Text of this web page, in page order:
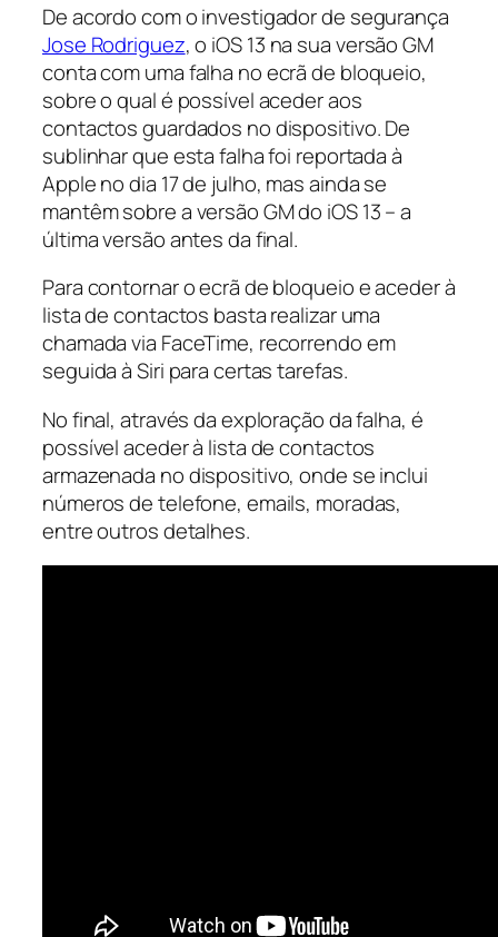
De acordo com o investigador de segurança
Jose Rodriguez, o iOS 13 na sua versão GM
conta com uma falha no ecrã de bloqueio,
sobre o qual é possível aceder aos
contactos guardados no dispositivo. De
sublinhar que esta falha foi reportada à
Apple no dia 17 de julho, mas ainda se
mantêm sobre a versão GM do iOS 13 – a
última versão antes da final.
Para contornar o ecrã de bloqueio e aceder à
lista de contactos basta realizar uma
chamada via FaceTime, recorrendo em
seguida à Siri para certas tarefas.
No final, através da exploração da falha, é
possível aceder à lista de contactos
armazenada no dispositivo, onde se inclui
números de telefone, emails, moradas,
entre outros detalhes.